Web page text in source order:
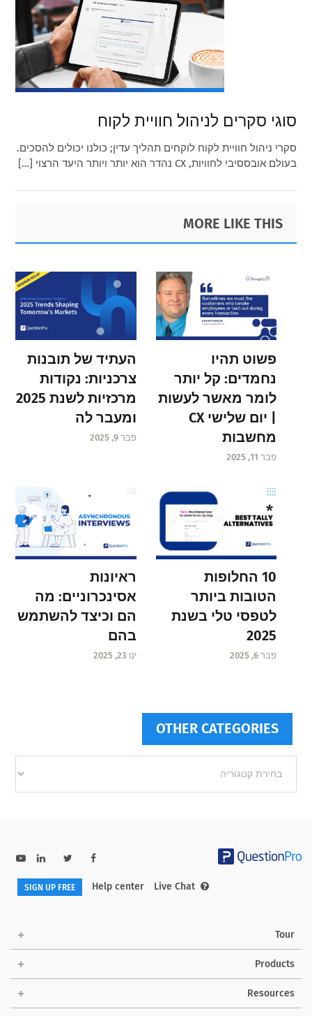
סוגי סקרים לניהול חוויית לקוח
סקרי ניהול חוויית לקוח לוקחים תהליך עדין; כולנו יכולים להסכים.
בעולם אובססיבי לחוויות, CX נהדר הוא יותר ויותר היעד הרצוי […]
Primary
Sidebar
Footer
MORE LIKE THIS
פשוט תהיו
נחמדים: קל יותר
לומר מאשר לעשות
| יום שלישי CX
מחשבות
פבר 11, 2025
העתיד של תובנות
צרכניות: נקודות
מרכזיות לשנת 2025
ומעבר לה
פבר 9, 2025
10 החלופות
הטובות ביותר
לטפסי טלי בשנת
2025
פבר 6, 2025
ראיונות
אסינכרוניים: מה
הם וכיצד להשתמש
בהם
ינו 23, 2025
OTHER CATEGORIES
categories
Help center Live Chat
SIGN UP FREE
Tour
Products
Resources